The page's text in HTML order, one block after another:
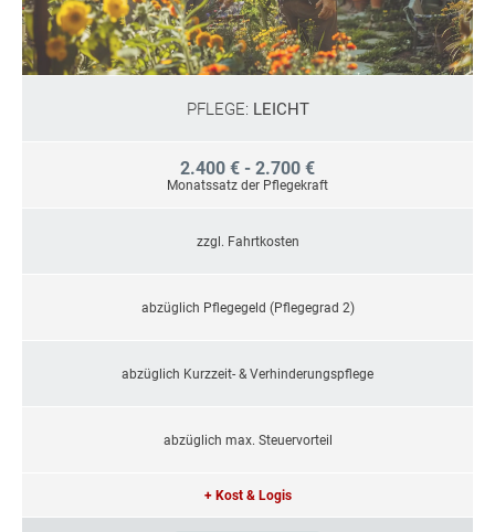
PFLEGE: LEICHT
2.400 € - 2.700 €
Monatssatz der Pflegekraft
zzgl. Fahrtkosten
abzüglich Pflegegeld (Pflegegrad 2)
abzüglich Kurzzeit- & Verhinderungspflege
abzüglich max. Steuervorteil
+ Kost & Logis